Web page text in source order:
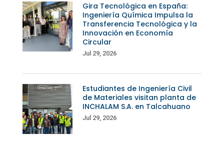
Gira Tecnológica en España:
Ingeniería Química Impulsa la
Transferencia Tecnológica y la
Innovación en Economía
Circular
Jul 29, 2026
Estudiantes de Ingeniería Civil
de Materiales visitan planta de
INCHALAM S.A. en Talcahuano
Jul 29, 2026